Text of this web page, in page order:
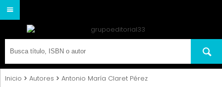
Inicio Autores Antonio María Claret Pérez